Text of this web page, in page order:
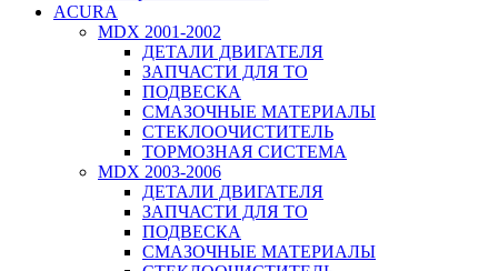
ACURA
MDX 2001-2002
ДЕТАЛИ ДВИГАТЕЛЯ
ЗАПЧАСТИ ДЛЯ ТО
ПОДВЕСКА
СМАЗОЧНЫЕ МАТЕРИАЛЫ
СТЕКЛООЧИСТИТЕЛЬ
ТОРМОЗНАЯ СИСТЕМА
MDX 2003-2006
ДЕТАЛИ ДВИГАТЕЛЯ
ЗАПЧАСТИ ДЛЯ ТО
ПОДВЕСКА
СМАЗОЧНЫЕ МАТЕРИАЛЫ